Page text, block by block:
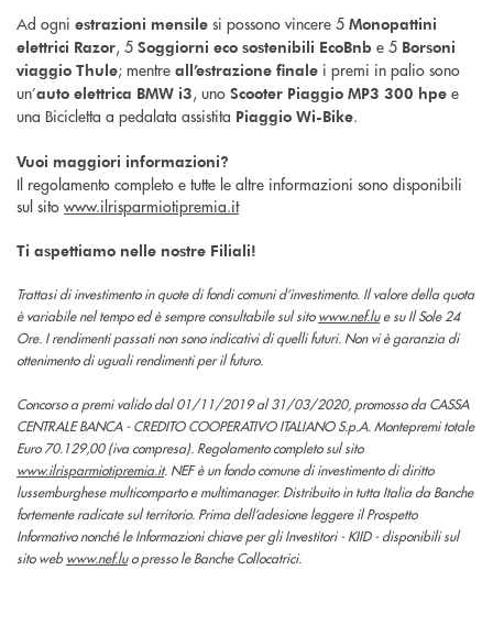
Ad ogni estrazioni mensile si possono vincere 5 Monopattini
elettrici Razor, 5 Soggiorni eco sostenibili EcoBnb e 5 Borsoni
viaggio Thule; mentre all’estrazione finale i premi in palio sono
un’auto elettrica BMW i3, uno Scooter Piaggio MP3 300 hpe e
una Bicicletta a pedalata assistita Piaggio Wi-Bike.
Vuoi maggiori informazioni?
Il regolamento completo e tutte le altre informazioni sono disponibili
sul sito www.ilrisparmiotipremia.it
Ti aspettiamo nelle nostre Filiali!
Trattasi di investimento in quote di fondi comuni d’investimento. Il valore della quota
è variabile nel tempo ed è sempre consultabile sul sitowww.nef.lue su Il Sole 24
Ore. I rendimenti passati non sono indicativi di quelli futuri. Non vi è garanzia di
ottenimento di uguali rendimenti per il futuro.
Concorso a premi valido dal 01/11/2019 al 31/03/2020, promosso da CASSA
CENTRALE BANCA - CREDITO COOPERATIVO ITALIANO S.p.A. Montepremi totale
Euro 70.129,00 (iva compresa). Regolamento completo sul sito
www.ilrisparmiotipremia.it. NEF è un fondo comune di investimento di diritto
lussemburghese multicomparto e multimanager. Distribuito in tutta Italia da Banche
fortemente radicate sul territorio. Prima dell’adesione leggere il Prospetto
Informativo nonché le Informazioni chiave per gli Investitori - KIID - disponibili sul
sito webwww.nef.luo presso le Banche Collocatrici.